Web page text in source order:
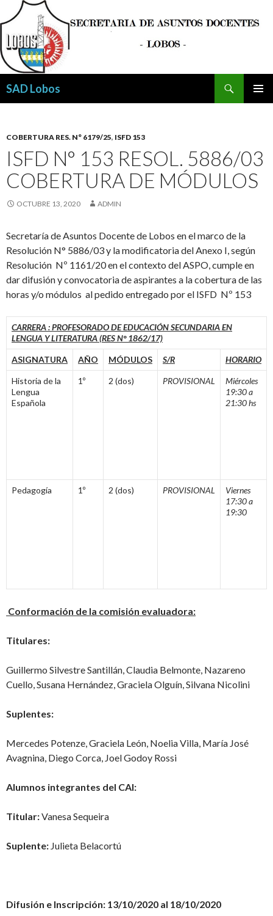
SAD Lobos
COBERTURA RES. N° 6179/25, ISFD 153
ISFD N° 153 RESOL. 5886/03
COBERTURA DE MÓDULOS
OCTUBRE 13, 2020 ADMIN
Secretaría de Asuntos Docente de Lobos en el marco de la
Resolución N° 5886/03 y la modificatoria del Anexo I, según
Resolución Nº 1161/20 en el contexto del ASPO, cumple en
dar difusión y convocatoria de aspirantes a la cobertura de las
horas y/o módulos al pedido entregado por el ISFD Nº 153
CARRERA : PROFESORADO DE EDUCACIÓN SECUNDARIA EN
LENGUA Y LITERATURA (RES N° 1862/17)
ASIGNATURA AÑO MÓDULOS S/R HORARIO
Historia de la
Lengua
Española
1º 2 (dos) PROVISIONAL
Miércoles
19:30 a
21:30 hs
Pedagogía 1º 2 (dos) PROVISIONAL
Viernes
17:30 a
19:30
Conformación de la comisión evaluadora:
Titulares:
Guillermo Silvestre Santillán, Claudia Belmonte, Nazareno
Cuello, Susana Hernández, Graciela Olguín, Silvana Nicolini
Suplentes:
Mercedes Potenze, Graciela León, Noelia Villa, María José
Avagnina, Diego Corca, Joel Godoy Rossi
Alumnos integrantes del CAI:
Titular:Vanesa Sequeira
Suplente: Julieta Belacortú
Difusión e Inscripción: 13/10/2020 al 18/10/2020